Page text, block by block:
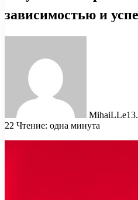
зависимостью и
MihaiLLe
22 Чтение: одна минута